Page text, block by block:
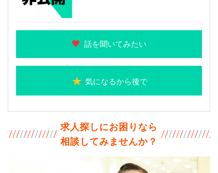
話を聞いてみたい
気になるから後で
求人探しにお困りなら
相談してみませんか？